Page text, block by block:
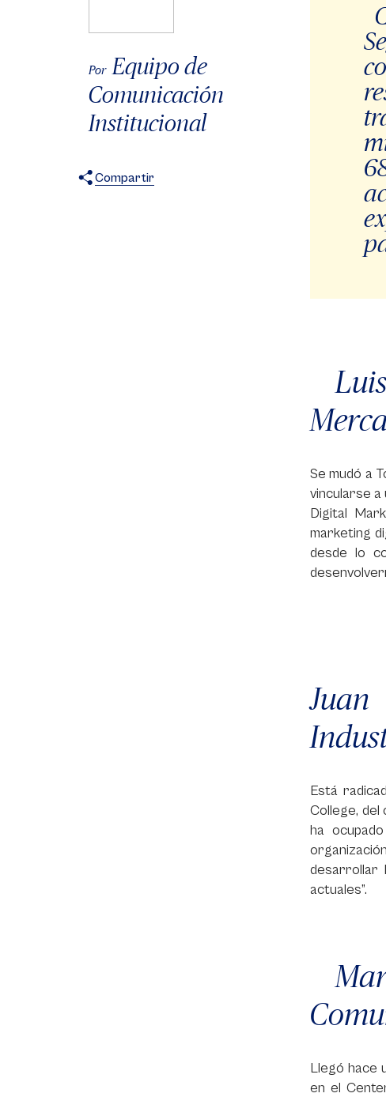
Por Equipo de
Comunicación
Institucional
Compartir
Se mudó a
vincularse a
Digital
marketing
desde lo
Está
College, del
ha
desarrollar
actuales”.
Llegó hace
en el